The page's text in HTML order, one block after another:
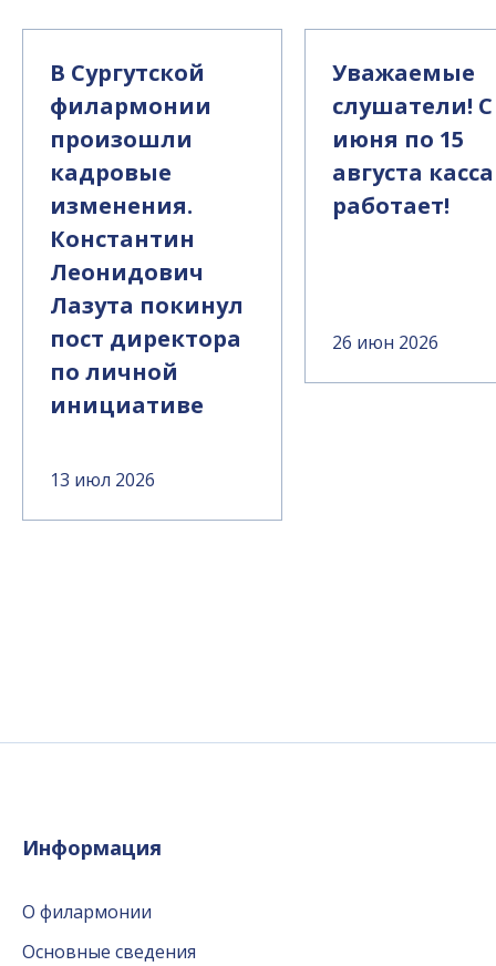
В Сургутской
филармонии
произошли
кадровые
изменения.
Константин
Леонидович
Лазута покинул
пост директора
по личной
инициативе
13 июл 2026
Уважаемые
слушатели! С
июня по 15
августа
работает!
26 июн 2026
Информация
О филармонии
Основные сведения